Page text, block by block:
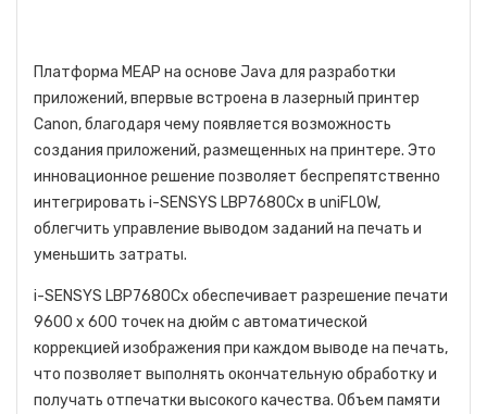
Платформа MEAP на основе Java для разработки
приложений, впервые встроена в лазерный принтер
Canon, благодаря чему появляется возможность
создания приложений, размещенных на принтере. Это
инновационное решение позволяет беспрепятственно
интегрировать i-SENSYS LBP7680Cx в uniFLOW,
облегчить управление выводом заданий на печать и
уменьшить затраты.
i-SENSYS LBP7680Cx обеспечивает разрешение печати
9600 x 600 точек на дюйм с автоматической
коррекцией изображения при каждом выводе на печать,
что позволяет выполнять окончательную обработку и
получать отпечатки высокого качества. Объем памяти